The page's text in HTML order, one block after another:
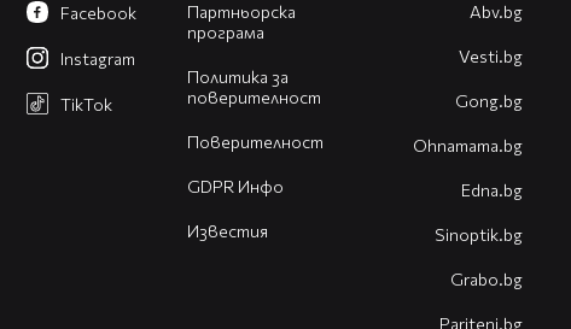
Партньорска
програма
Политика за
поверителност
Поверителност
GDPR Инфо
Известия
Facebook
Instagram
TikTok
Abv.bg
Vesti.bg
Gong.bg
Оhnamama.bg
Edna.bg
Sinoptik.bg
Grabo.bg
Pariteni.bg